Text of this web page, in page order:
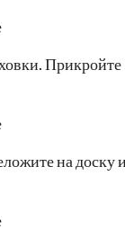
Прикройте
на доску